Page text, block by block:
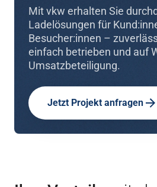
Mit vkw erhalten Sie
Ladelösungen für
Besucher:innen –
einfach betrieben und auf
Umsatzbeteiligung.
Jetzt Projekt anfragen